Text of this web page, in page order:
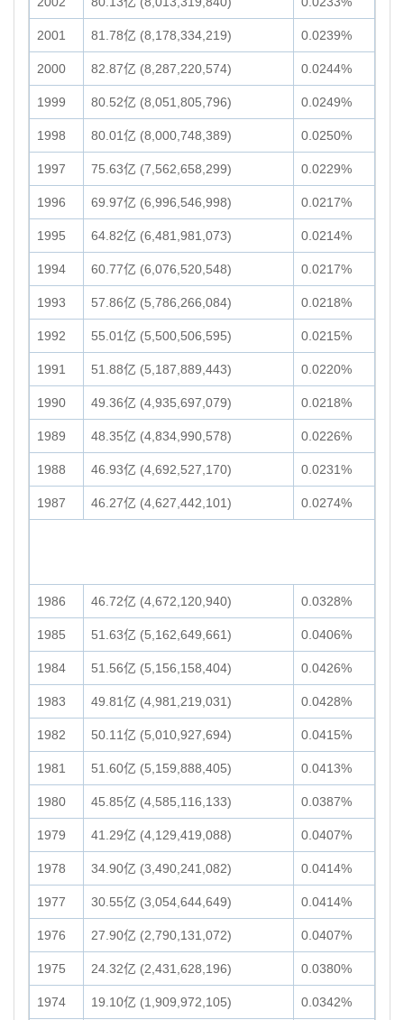
2001 81.78亿 (8,178,334,219) 0.0239%
2000 82.87亿 (8,287,220,574) 0.0244%
1999 80.52亿 (8,051,805,796) 0.0249%
1998 80.01亿 (8,000,748,389) 0.0250%
1997 75.63亿 (7,562,658,299) 0.0229%
1996 69.97亿 (6,996,546,998) 0.0217%
1995 64.82亿 (6,481,981,073) 0.0214%
1994 60.77亿 (6,076,520,548) 0.0217%
1993 57.86亿 (5,786,266,084) 0.0218%
1992 55.01亿 (5,500,506,595) 0.0215%
1991 51.88亿 (5,187,889,443) 0.0220%
1990 49.36亿 (4,935,697,079) 0.0218%
1989 48.35亿 (4,834,990,578) 0.0226%
1988 46.93亿 (4,692,527,170) 0.0231%
1987 46.27亿 (4,627,442,101) 0.0274%
1986 46.72亿 (4,672,120,940) 0.0328%
1985 51.63亿 (5,162,649,661) 0.0406%
1984 51.56亿 (5,156,158,404) 0.0426%
1983 49.81亿 (4,981,219,031) 0.0428%
1982 50.11亿 (5,010,927,694) 0.0415%
1981 51.60亿 (5,159,888,405) 0.0413%
1980 45.85亿 (4,585,116,133) 0.0387%
1979 41.29亿 (4,129,419,088) 0.0407%
1978 34.90亿 (3,490,241,082) 0.0414%
1977 30.55亿 (3,054,644,649) 0.0414%
1976 27.90亿 (2,790,131,072) 0.0407%
1975 24.32亿 (2,431,628,196) 0.0380%
1974 19.10亿 (1,909,972,105) 0.0342%